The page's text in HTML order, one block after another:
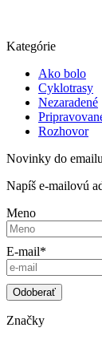
Kategórie
Ako bolo
Cyklotrasy
Nezaradené
Rozhovor
Novinky do emailu
Napíš e-mailovú
Meno
E-mail*
Značky